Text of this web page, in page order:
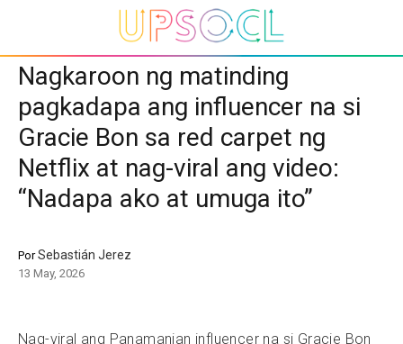
Nagkaroon ng matinding
pagkadapa ang influencer na si
Gracie Bon sa red carpet ng
Netflix at nag-viral ang video:
“Nadapa ako at umuga ito”
PorSebastián Jerez
13 May, 2026
Nag-viral ang Panamanian influencer na si Gracie Bon